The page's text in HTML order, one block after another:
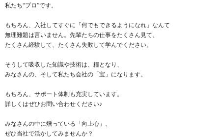
私たち“プロ”です。
もちろん、入社してすぐに「何でもできるようになれ」なんて
無理難題は言いません。先輩たちの仕事をたくさん見て、
たくさん経験して、たくさん失敗して学んでください。
そうして吸収した知識や技術は、糧となり、
みなさんの、そして私たち会社の「宝」になります。
もちろん、サポート体制も充実しています。
詳しくはぜひお問い合わせください♪
みなさんの中に燻っている「向上心」、
ぜひ当社で活かしてみませんか？